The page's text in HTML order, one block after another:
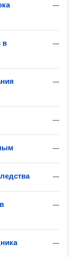
—
—
в
—
—
—
—
—
—